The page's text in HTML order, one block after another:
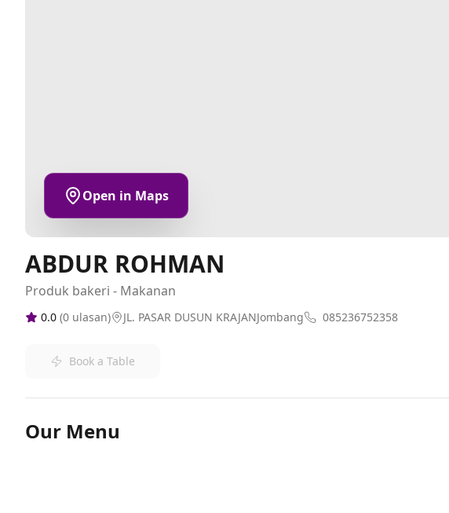
Open in Maps
ABDUR ROHMAN
Produk bakeri - Makanan
0.0 (0 ulasan) JL. PASAR DUSUN KRAJANJombang 085236752358
Book a Table
Our Menu